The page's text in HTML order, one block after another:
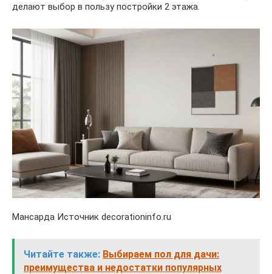
делают выбор в пользу постройки 2 этажа.
Мансарда Источник decorationinfo.ru
Читайте также: Выбираем пол для дачи:
преимущества и недостатки популярных